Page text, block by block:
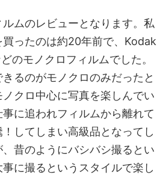
ムのレビューとなります。私
ったのは約20年前で、Kodak
のモノクロフィルムでした。
るのがモノクロのみだったと
クロ中心に写真を楽しんでい
に追われフィルムから離れて
してしまい高級品となってし
昔のようにバシバシ撮るとい
に撮るというスタイルで楽し